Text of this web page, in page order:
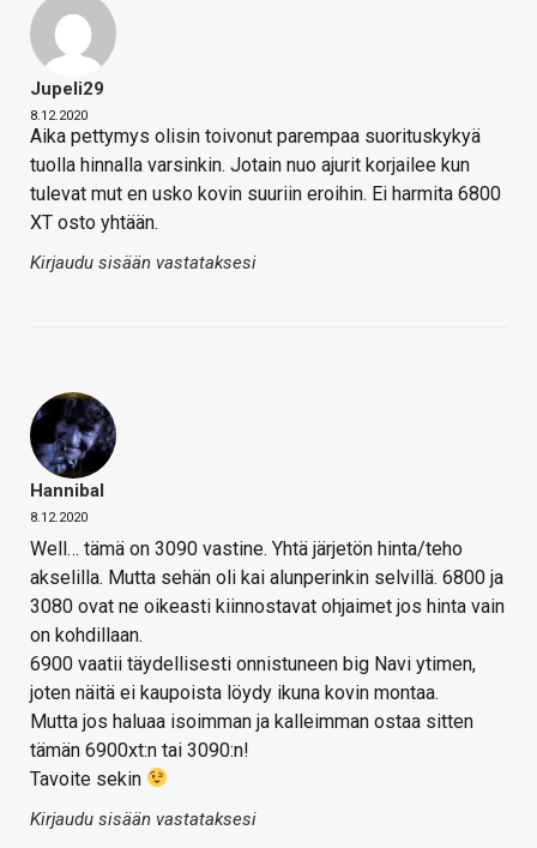
Jupeli29
8.12.2020
Aika pettymys olisin toivonut parempaa suorituskykyä
tuolla hinnalla varsinkin. Jotain nuo ajurit korjailee kun
tulevat mut en usko kovin suuriin eroihin. Ei harmita 6800
XT osto yhtään.
Kirjaudu sisään vastataksesi
Hannibal
8.12.2020
Well… tämä on 3090 vastine. Yhtä järjetön hinta/teho
akselilla. Mutta sehän oli kai alunperinkin selvillä. 6800 ja
3080 ovat ne oikeasti kiinnostavat ohjaimet jos hinta vain
on kohdillaan.
6900 vaatii täydellisesti onnistuneen big Navi ytimen,
joten näitä ei kaupoista löydy ikuna kovin montaa.
Mutta jos haluaa isoimman ja kalleimman ostaa sitten
tämän 6900xt:n tai 3090:n!
Tavoite sekin
Kirjaudu sisään vastataksesi